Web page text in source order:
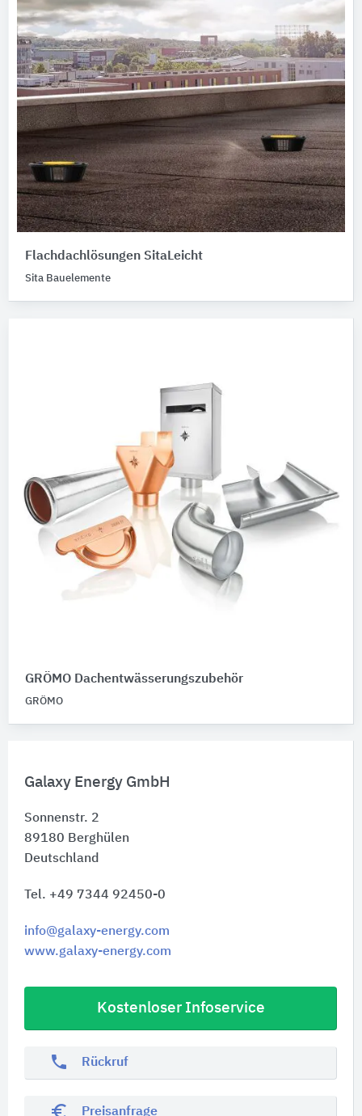
Galaxy Energy GmbH
Sonnenstr. 2
89180 Berghülen
Deutschland
Tel. +49 7344 92450-0
info@galaxy-energy.com
www.galaxy-energy.com
Kostenloser Infoservice
phone Rückruf
euro_symbol Preisanfrage
Flachdachlösungen SitaLeicht
Sita Bauelemente
GRÖMO Dachentwässerungszubehör
GRÖMO